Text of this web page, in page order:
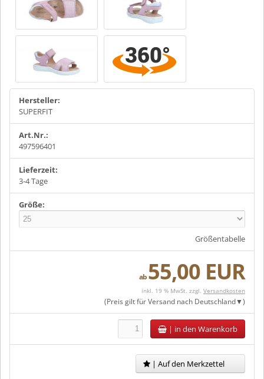
Hersteller:
SUPERFIT
Art.Nr.:
497596401
Lieferzeit:
3-4 Tage
Größe:
Größentabelle
ab55,00 EUR
inkl. 19 % MwSt. zzgl. Versandkosten
(Preis gilt für Versand nach Deutschland )
| in den Warenkorb
| Auf den Merkzettel